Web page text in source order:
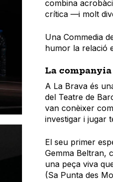
combina
crítica —i molt
Una Commedia
humor la relació
La companyia
A La Brava és
del Teatre de
van conèixer
investigar i jugar
El seu primer
Gemma Beltran,
una peça viva
(Sa Punta des